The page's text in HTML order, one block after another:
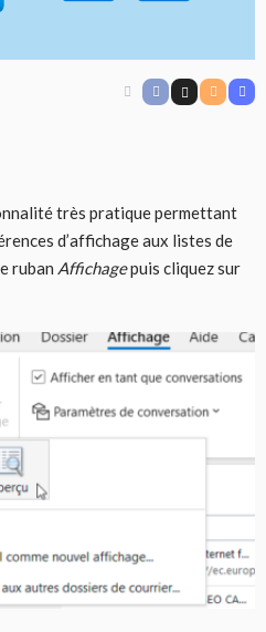
très pratique permettant
d’affichage aux listes de
ruban Affichagepuis cliquez sur